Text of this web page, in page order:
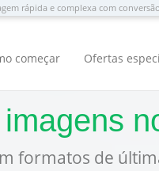
rápida e complexa com
começar Ofertas
formatos de